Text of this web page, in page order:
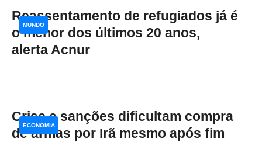
Reassentamento de refugiados já é
o menor dos últimos 20 anos,
alerta Acnur
MUNDO
Crise e sanções dificultam compra
de armas por Irã mesmo após fim
ECONOMIA